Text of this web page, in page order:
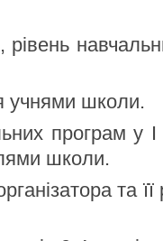
учнями школи.
програм у І
школи.
та її